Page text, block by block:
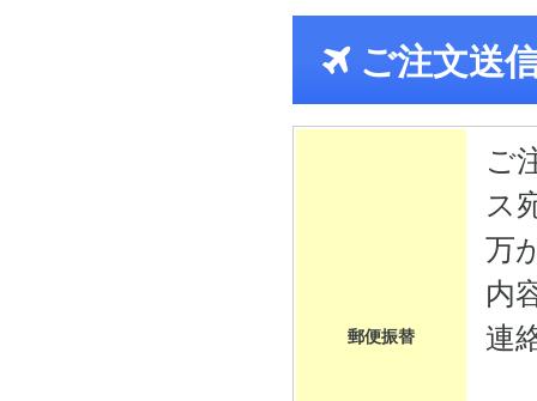
ご注文送
郵便振替
ご
ス
万
内
連